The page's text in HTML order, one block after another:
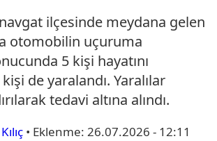
ilçesinde meydana gelen
otomobilin uçuruma
5 kişi hayatını
de yaralandı. Yaralılar
tedavi altına alındı.
• Eklenme: 26.07.2026 - 12:11